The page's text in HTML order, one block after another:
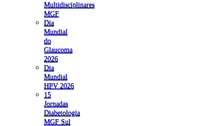
Multidisciplinares
MGF
Dia
Mundial
do
Glaucoma
2026
Dia
Mundial
HPV 2026
15
Jornadas
Diabetologia
MGF Sul